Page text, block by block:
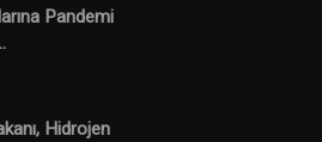
Pandemi
Hidrojen